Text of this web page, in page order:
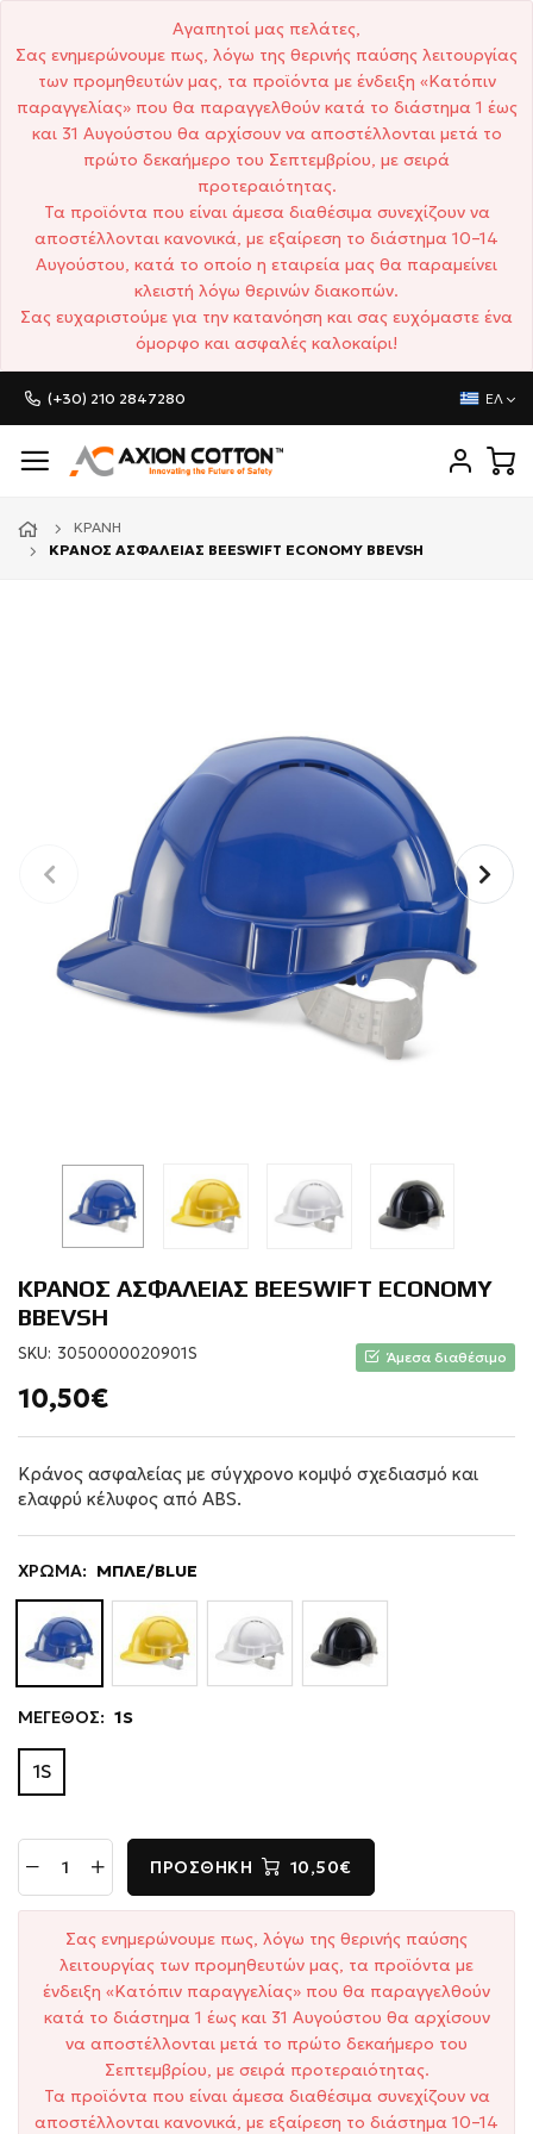
Αγαπητοί μας πελάτες,
Σας ενημερώνουμε πως, λόγω της θερινής παύσης λειτουργίας
των προμηθευτών μας, τα προϊόντα με ένδειξη «Κατόπιν
παραγγελίας» που θα παραγγελθούν κατά το διάστημα 1 έως
και 31 Αυγούστου θα αρχίσουν να αποστέλλονται μετά το
πρώτο δεκαήμερο του Σεπτεμβρίου, με σειρά
προτεραιότητας.
Τα προϊόντα που είναι άμεσα διαθέσιμα συνεχίζουν να
αποστέλλονται κανονικά, με εξαίρεση το διάστημα 10–14
Αυγούστου, κατά το οποίο η εταιρεία μας θα παραμείνει
κλειστή λόγω θερινών διακοπών.
Σας ευχαριστούμε για την κατανόηση και σας ευχόμαστε ένα
όμορφο και ασφαλές καλοκαίρι!
(+30) 210 2847280 ΕΛ
ΚΡΆΝΗ
ΚΡΑΝΟΣ ΑΣΦΑΛΕΙΑΣ BEESWIFT ECONOMY BBEVSH
ΚΡΑΝΟΣ ΑΣΦΑΛΕΙΑΣ BEESWIFT ECONOMY
BBEVSH
SKU: 3050000020901S Άμεσα διαθέσιμο
10,50€
Κράνος ασφαλείας με σύγχρονο κομψό σχεδιασμό και
ελαφρύ κέλυφος από ABS.
ΧΡΩΜΑ: ΜΠΛΕ/BLUE
ΜΕΓΕΘΟΣ: 1S
1S
ΠΡΟΣΘΉΚΗ 10,50€
Σας ενημερώνουμε πως, λόγω της θερινής παύσης
λειτουργίας των προμηθευτών μας, τα προϊόντα με
ένδειξη «Κατόπιν παραγγελίας» που θα παραγγελθούν
κατά το διάστημα 1 έως και 31 Αυγούστου θα αρχίσουν
να αποστέλλονται μετά το πρώτο δεκαήμερο του
Σεπτεμβρίου, με σειρά προτεραιότητας.
Τα προϊόντα που είναι άμεσα διαθέσιμα συνεχίζουν να
αποστέλλονται κανονικά, με εξαίρεση το διάστημα 10–14